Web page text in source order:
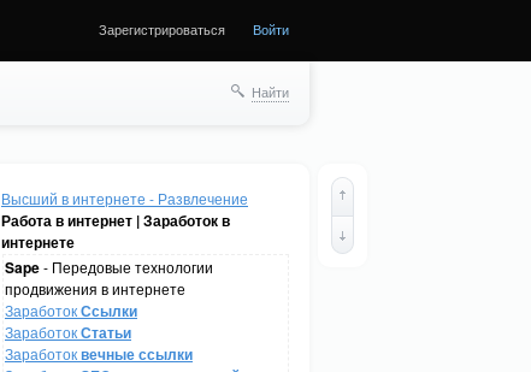
Зарегистрироваться Войти
Найти
Высший в интернете - Развлечение
Работа в интернет | Заработок в
интернете
Sape- Передовые технологии
продвижения в интернете
ЗаработокСсылки
ЗаработокСтатьи
Заработоквечные ссылки